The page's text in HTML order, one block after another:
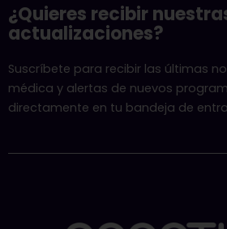
¿Quieres recibir
actualizaciones?
Suscríbete para recibir las últimas
médica y alertas de nuevos
directamente en tu bandeja de